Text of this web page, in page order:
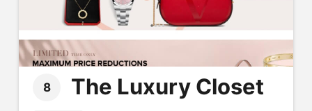
8 The Luxury Closet